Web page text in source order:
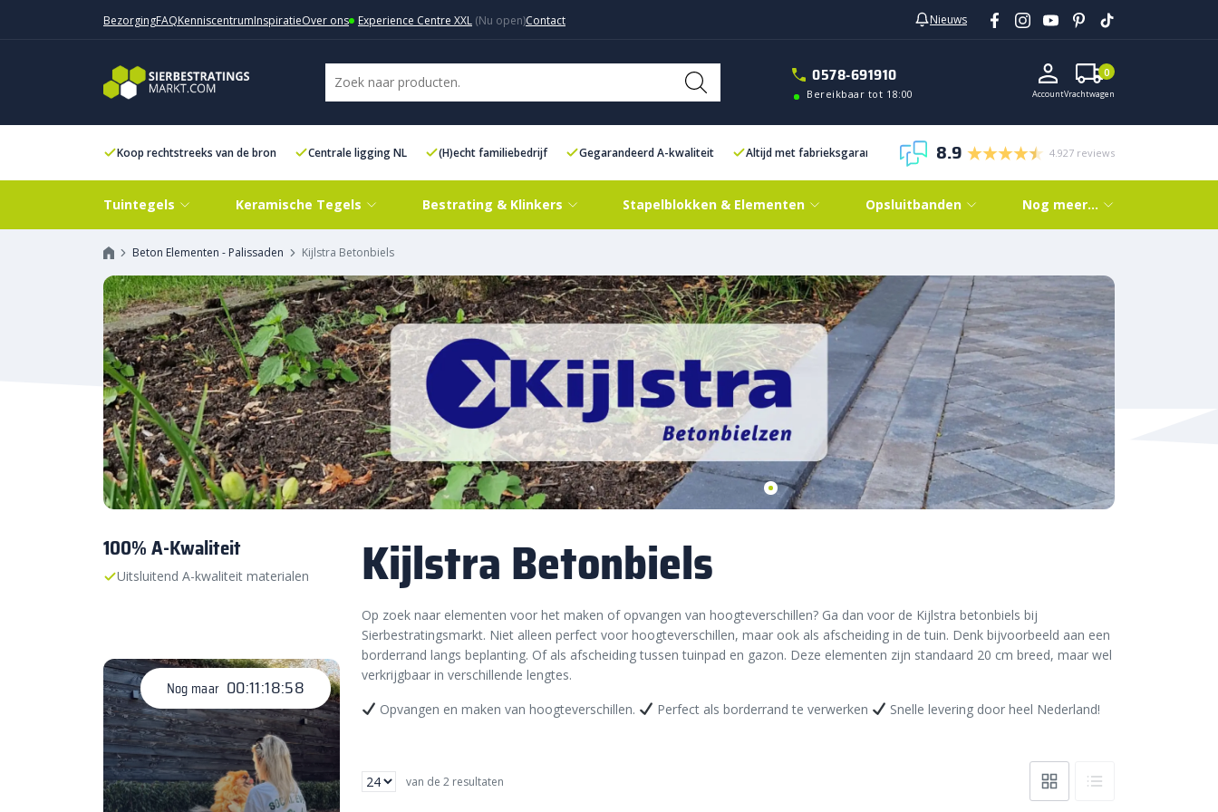
BezorgingFAQKenniscentrumInspiratieOver ons Experience Centre XXL Contact Nieuws
0578-691910
Bereikbaar tot 18:00 AccountVrachtwagen
0
Koop rechtstreeks van de bron Centrale ligging NL (H)echt familiebedrijf Gegarandeerd A-kwaliteit Altijd met fabrieksgarantie 8.9 4.927 reviews
Tuintegels Keramische Tegels Bestrating & Klinkers Stapelblokken & Elementen Opsluitbanden Nog meer…
Beton Elementen - Palissaden Kijlstra Betonbiels
100% A-Kwaliteit
Uitsluitend A-kwaliteit materialen
Nog maar 00:11:18:57
Kijlstra Betonbiels
Op zoek naar elementen voor het maken of opvangen van hoogteverschillen? Ga dan voor de Kijlstra betonbiels bij
Sierbestratingsmarkt. Niet alleen perfect voor hoogteverschillen, maar ook als afscheiding in de tuin. Denk bijvoorbeeld aan een
borderrand langs beplanting. Of als afscheiding tussen tuinpad en gazon. Deze elementen zijn standaard 20 cm breed, maar wel
verkrijgbaar in verschillende lengtes.
Opvangen en maken van hoogteverschillen.
Perfect als borderrand te verwerken Snelle levering door heel Nederland!
van de 2 resultaten